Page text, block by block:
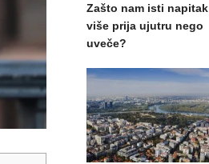
Zašto nam isti napitak
više prija ujutru nego
uveče?